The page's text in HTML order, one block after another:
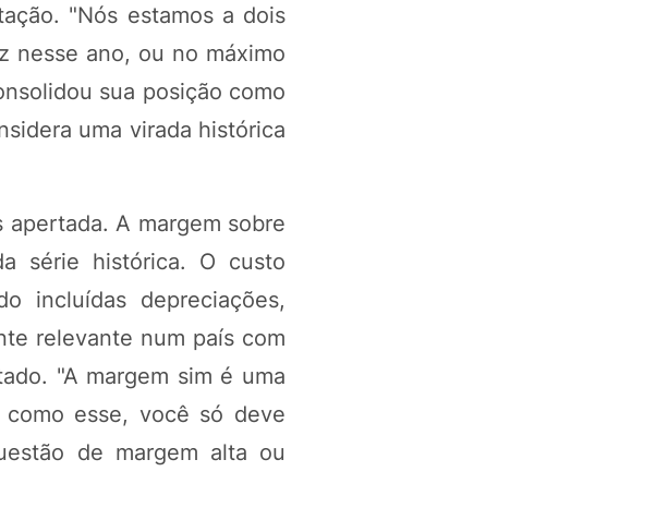
"Nós estamos a dois
nesse ano, ou no máximo
sua posição como
uma virada histórica
A margem sobre
série histórica. O custo
incluídas depreciações,
relevante num país com
"A margem sim é uma
como esse, você só deve
de margem alta ou